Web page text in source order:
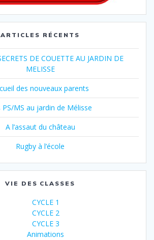
ARTICLES RÉCENTS
DE COUETTE AU JARDIN DE
MELISSE
des nouveaux parents
PS/MS au jardin de Mélisse
A l’assaut du château
Rugby à l’école
VIE DES CLASSES
CYCLE 1
CYCLE 2
CYCLE 3
Animations